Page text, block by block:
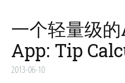
一个轻量级
App: Tip
2013-06-10